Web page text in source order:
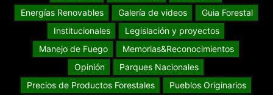
Energías Renovables
Galería de videos
Guia Forestal
Institucionales
Legislación y proyectos
Manejo de Fuego
Memorias&Reconocimientos
Opinión
Parques Nacionales
Precios de Productos Forestales
Pueblos Originarios